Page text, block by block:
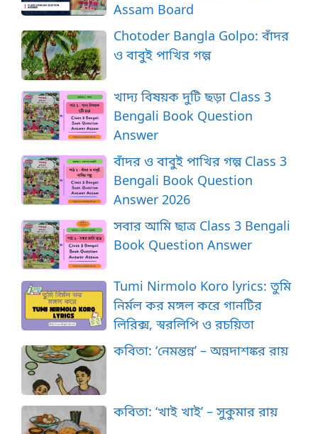
Assam Board
Chotoder Bangla Golpo: বাঁদর
ও বাবুই পাখির গল্প
খাদ্য বিষয়ক দুটি ছড়া Class 3
Bengali Book Question
Answer
বাঁদর ও বাবুই পাখির গল্প Class 3
Bengali Book Question
Answer 2026
সবার আমি ছাত্র Class 3 Bengali
Book Question Answer
Tumi Nirmolo Koro lyrics: তুমি
নির্মল কর মঙ্গল করে গানটির
লিরিক্স, স্বরলিপি ও রচয়িতা
কবিতা: ‘নেমন্তন্ন’ – অন্নদাশঙ্কর রায়
কবিতা: ‘খাই খাই’ – সুকুমার রায়